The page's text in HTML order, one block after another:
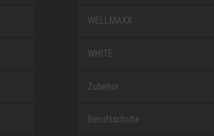
WELLMAXX
WHITE
Zubehör
Berufsschuhe